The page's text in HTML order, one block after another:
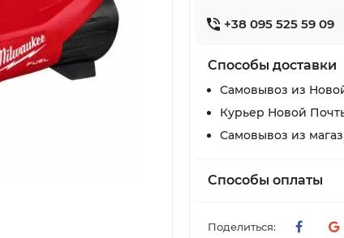
+38 095 525 59 09
Способы доставки
Самовывоз из
Курьер Новой
Самовывоз из
Способы оплаты
Поделиться: